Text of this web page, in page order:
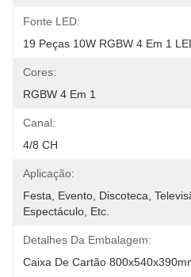
Fonte LED:
19 Peças 10W RGBW 4 Em 1
Cores:
RGBW 4 Em 1
Canal:
4/8 CH
Aplicação:
Festa, Evento, Discoteca,
Espectáculo, Etc.
Detalhes Da Embalagem:
Caixa De Cartão